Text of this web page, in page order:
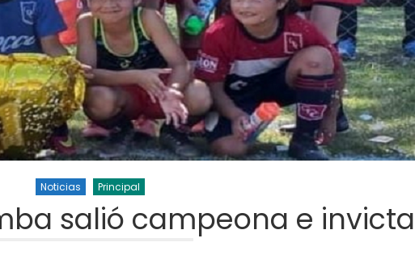
Noticias Principal
salió campeona e invicta